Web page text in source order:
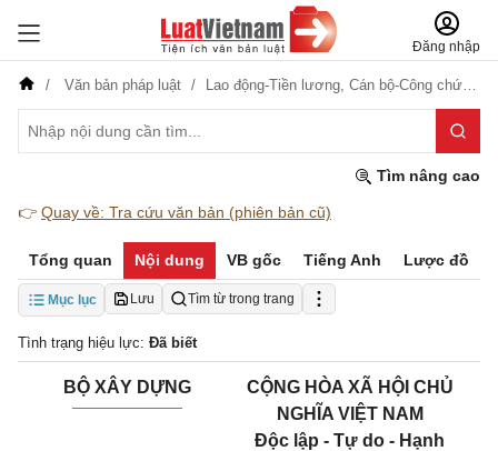
Đăng nhập
Văn bản pháp luật Lao động-Tiền lương, Cán bộ-Công chức-Viên chức,
Tìm nâng cao
👉 Quay về: Tra cứu văn bản (phiên bản cũ)
Tổng quan Nội dung VB gốc Tiếng Anh Lược đồ
Mục lục Lưu Tìm từ trong trang
Tình trạng hiệu lực: Đã biết
BỘ XÂY DỰNG
___________
CỘNG HÒA XÃ HỘI CHỦ
NGHĨA VIỆT NAM
Độc lập - Tự do - Hạnh